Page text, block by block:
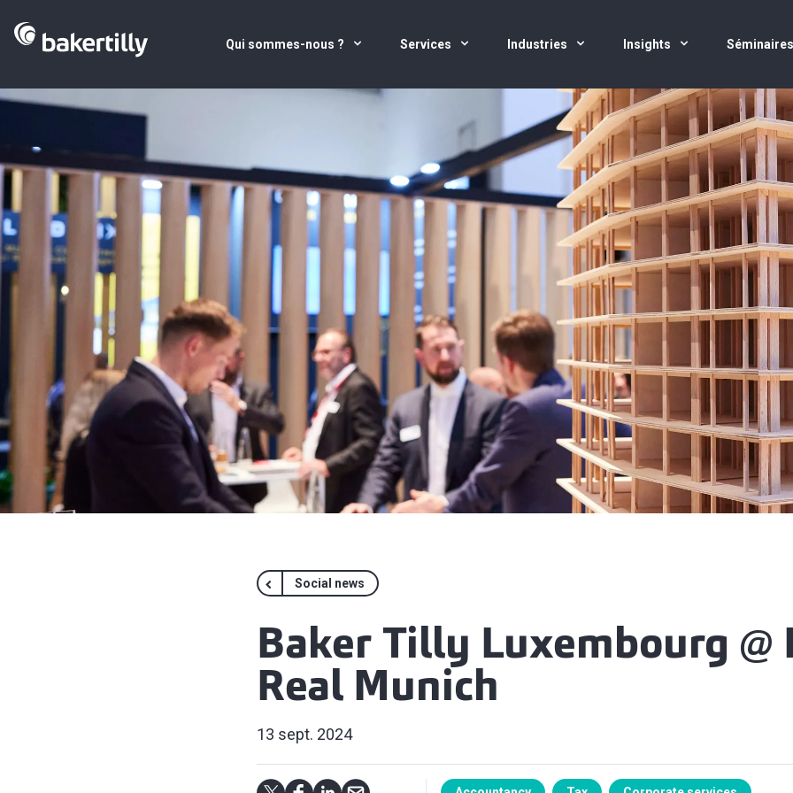
Qui sommes-nous ? Services Industries Insights Séminaires
Social news
Baker Tilly Luxembourg @
Real Munich
13 sept. 2024